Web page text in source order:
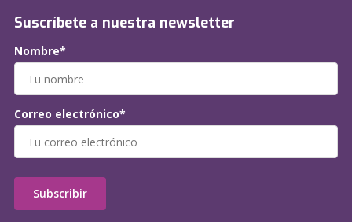
Suscríbete a nuestra newsletter
Nombre*
Correo electrónico*
Subscribir